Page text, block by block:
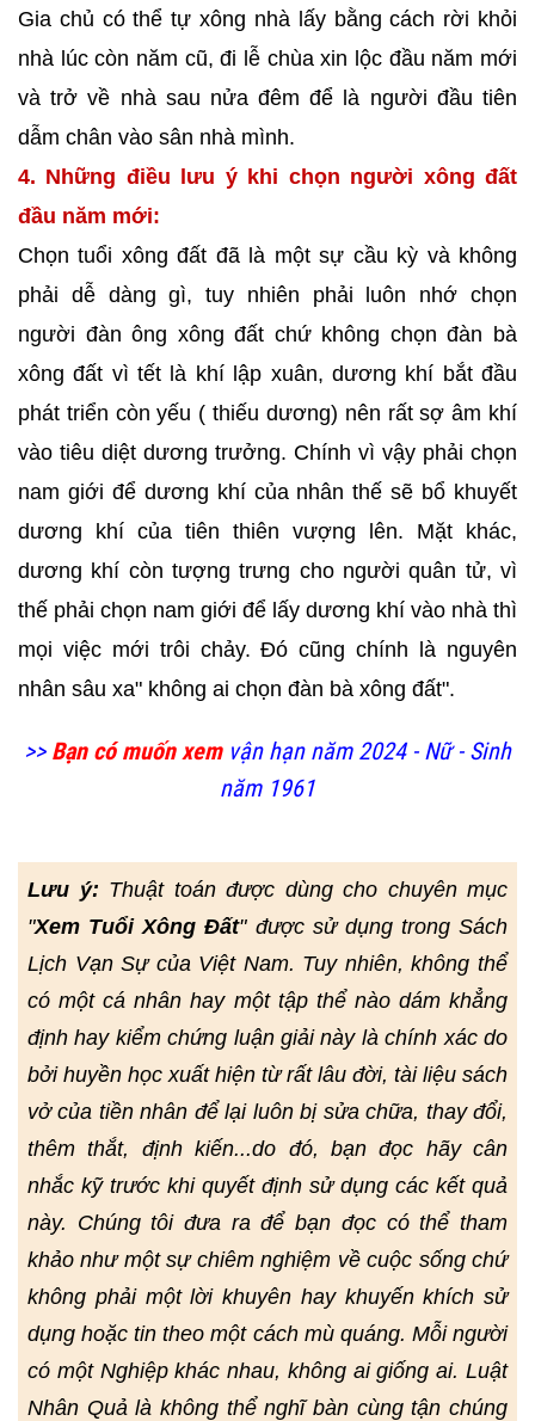
Gia chủ có thể tự xông nhà lấy bằng cách rời khỏi
nhà lúc còn năm cũ, đi lễ chùa xin lộc đầu năm mới
và trở về nhà sau nửa đêm để là người đầu tiên
dẫm chân vào sân nhà mình.
4. Những điều lưu ý khi chọn người xông đất
đầu năm mới:
Chọn tuổi xông đất đã là một sự cầu kỳ và không
phải dễ dàng gì, tuy nhiên phải luôn nhớ chọn
người đàn ông xông đất chứ không chọn đàn bà
xông đất vì tết là khí lập xuân, dương khí bắt đầu
phát triển còn yếu ( thiếu dương) nên rất sợ âm khí
vào tiêu diệt dương trưởng. Chính vì vậy phải chọn
nam giới để dương khí của nhân thế sẽ bổ khuyết
dương khí của tiên thiên vượng lên. Mặt khác,
dương khí còn tượng trưng cho người quân tử, vì
thế phải chọn nam giới để lấy dương khí vào nhà thì
mọi việc mới trôi chảy. Đó cũng chính là nguyên
nhân sâu xa" không ai chọn đàn bà xông đất".
>> Bạn có muốn xemvận hạn năm 2024 - Nữ - Sinh
năm 1961
Lưu ý: Thuật toán được dùng cho chuyên mục
"Xem Tuổi Xông Đất" được sử dụng trong Sách
Lịch Vạn Sự của Việt Nam. Tuy nhiên, không thể
có một cá nhân hay một tập thể nào dám khẳng
định hay kiểm chứng luận giải này là chính xác do
bởi huyền học xuất hiện từ rất lâu đời, tài liệu sách
vở của tiền nhân để lại luôn bị sửa chữa, thay đổi,
thêm thắt, định kiến...do đó, bạn đọc hãy cân
nhắc kỹ trước khi quyết định sử dụng các kết quả
này. Chúng tôi đưa ra để bạn đọc có thể tham
khảo như một sự chiêm nghiệm về cuộc sống chứ
không phải một lời khuyên hay khuyến khích sử
dụng hoặc tin theo một cách mù quáng. Mỗi người
có một Nghiệp khác nhau, không ai giống ai. Luật
Nhân Quả là không thể nghĩ bàn cùng tận chúng